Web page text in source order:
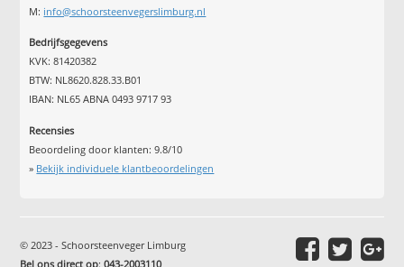
M: info@schoorsteenvegerslimburg.nl
Bedrijfsgegevens
KVK: 81420382
BTW: NL8620.828.33.B01
IBAN: NL65 ABNA 0493 9717 93
Recensies
Beoordeling door klanten:9.8/10
» Bekijk individuele klantbeoordelingen
© 2023 - Schoorsteenveger Limburg
Bel ons direct op:043-2003110